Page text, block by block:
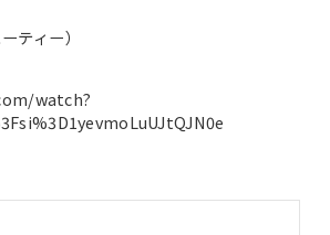
ティー）
watch?